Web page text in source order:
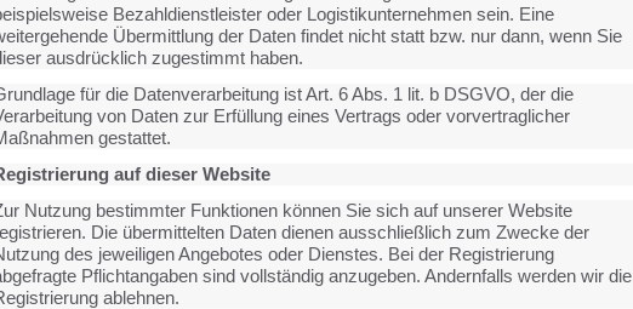
Bezahldienstleister oder Logistikunternehmen sein. Eine
Übermittlung der Daten findet nicht statt bzw. nur dann, wenn Sie
ausdrücklich zugestimmt haben.
für die Datenverarbeitung ist Art. 6 Abs. 1 lit. b DSGVO, der die
von Daten zur Erfüllung eines Vertrags oder vorvertraglicher
gestattet.
auf dieser Website
Nutzung bestimmter Funktionen können Sie sich auf unserer Website
Die übermittelten Daten dienen ausschließlich zum Zwecke der
des jeweiligen Angebotes oder Dienstes. Bei der Registrierung
Pflichtangaben sind vollständig anzugeben. Andernfalls werden wir die
ablehnen.